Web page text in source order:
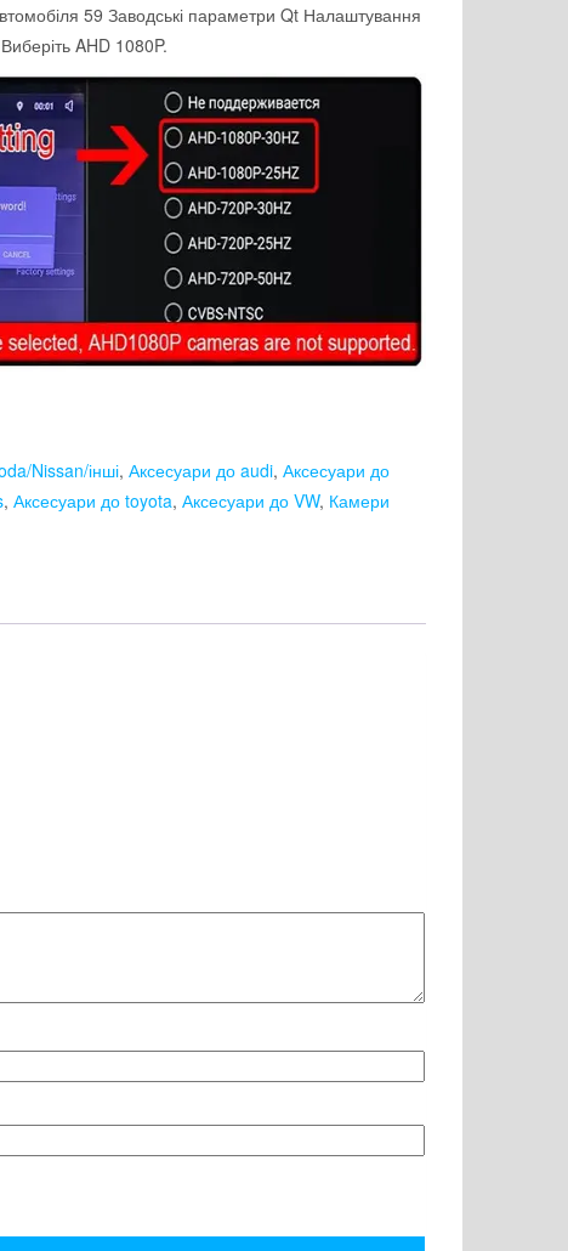
59 Заводські параметри Qt Налаштування
AHD 1080P.
Nissan/інші, Аксесуари до audi, Аксесуари до
, Аксесуари до toyota, Аксесуари до VW, Камери